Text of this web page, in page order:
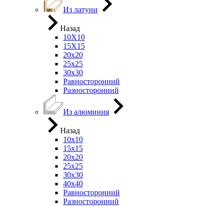
Из латуни
Назад
10Х10
15Х15
20х20
25х25
30х30
Равносторонний
Разносторонний
Из алюминия
Назад
10х10
15х15
20х20
25х25
30х30
40х40
Равносторонний
Разносторонний